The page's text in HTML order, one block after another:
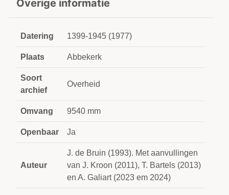
Overige informatie
Datering 1399-1945 (1977)
Plaats Abbekerk
Soort
archief
Overheid
Omvang 9540 mm
Openbaar Ja
Auteur
J. de Bruin (1993). Met aanvullingen
van J. Kroon (2011), T. Bartels (2013)
en A. Galiart (2023 em 2024)